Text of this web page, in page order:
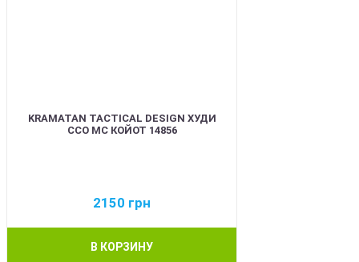
KRAMATAN TACTICAL DESIGN ХУДИ
ССО МС КОЙОТ 14856
2150 грн
В КОРЗИНУ